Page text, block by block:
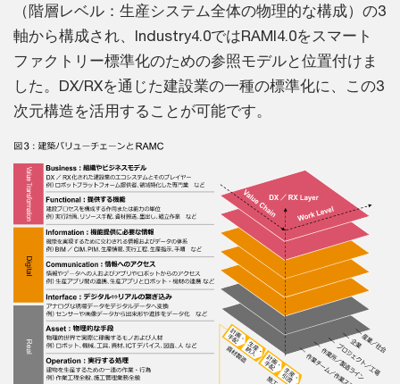
（階層レベル：生産システム全体の物理的な構成）の3
軸から構成され、Industry4.0ではRAMI4.0をスマート
ファクトリー標準化のための参照モデルと位置付けま
した。DX/RXを通じた建設業の一種の標準化に、この3
次元構造を活用することが可能です。